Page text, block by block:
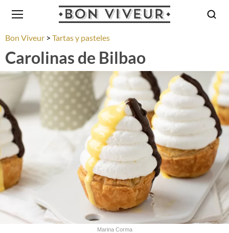
Bon Viveur Tartas y pasteles
Carolinas de Bilbao
Marina Corma